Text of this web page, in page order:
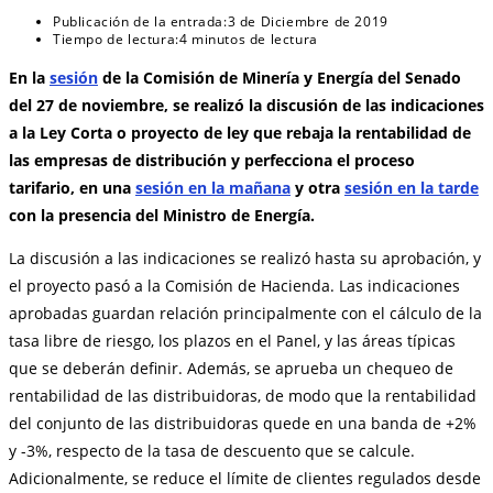
Publicación de la entrada:3 de Diciembre de 2019
Tiempo de lectura:4 minutos de lectura
En la sesión de la Comisión de Minería y Energía del Senado
del 27 de noviembre, se realizó la discusión de las indicaciones
a la Ley Corta o proyecto de ley que rebaja la rentabilidad de
las empresas de distribución y perfecciona el proceso
tarifario, en una sesión en la mañana y otra sesión en la tarde
con la presencia del Ministro de Energía.
La discusión a las indicaciones se realizó hasta su aprobación, y
el proyecto pasó a la Comisión de Hacienda. Las indicaciones
aprobadas guardan relación principalmente con el cálculo de la
tasa libre de riesgo, los plazos en el Panel, y las áreas típicas
que se deberán definir. Además, se aprueba un chequeo de
rentabilidad de las distribuidoras, de modo que la rentabilidad
del conjunto de las distribuidoras quede en una banda de +2%
y -3%, respecto de la tasa de descuento que se calcule.
Adicionalmente, se reduce el límite de clientes regulados desde